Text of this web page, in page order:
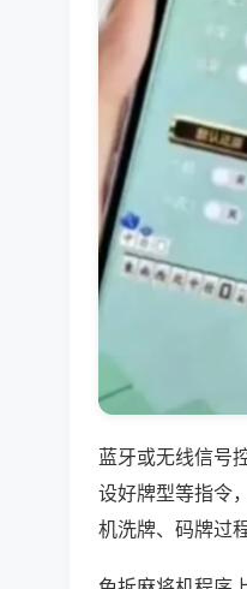
蓝牙或无线信号
设好牌型等指令
机洗牌、码牌过